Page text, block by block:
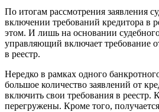
По итогам рассмотрения заявления
включении требований кредитора в
этом. И лишь на основании
управляющий включает требование
в реестр.
Нередко в рамках одного
большое количество заявлений от
включить свои требования в реестр.
перегружены. Кроме того,